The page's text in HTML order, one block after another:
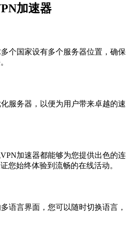
加速器
个国家设有多个服务器位置，确保
服务器，以便为用户带来卓越的速
加速器都能够为您提供出色的连
您始终体验到流畅的在线活动。
语言界面，您可以随时切换语言，